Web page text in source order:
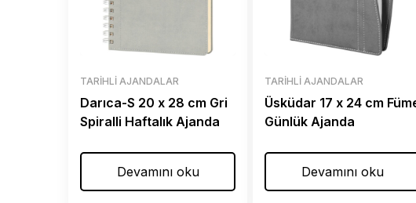
TARIHLI AJANDALAR
Darıca-S 20 x 28 cm Gri
Spiralli Haftalık Ajanda
Devamını oku
TARIHLI AJANDALAR
Üsküdar 17 x 24 cm
Günlük Ajanda
Devamını oku